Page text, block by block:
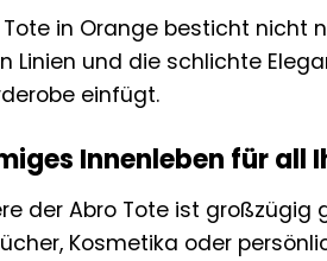
Tote in Orange besticht nicht
Linien und die schlichte
einfügt.
Innenleben für all
der Abro Tote ist
Kosmetika oder